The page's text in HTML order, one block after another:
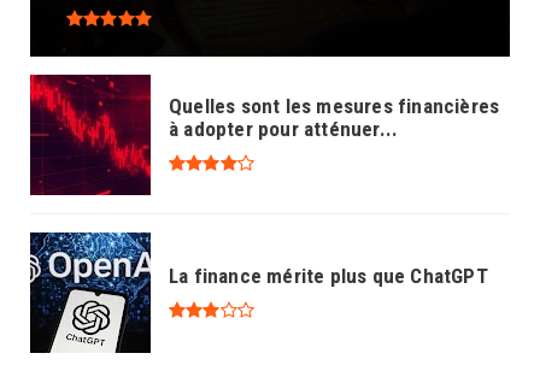
Quelles sont les mesures financières
à adopter pour atténuer...
La finance mérite plus que ChatGPT